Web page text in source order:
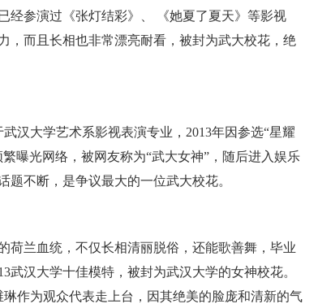
经参演过《张灯结彩》、 《她夏了夏天》等影视
，而且长相也非常漂亮耐看，被封为武大校花，绝
汉大学艺术系影视表演专业，2013年因参选“星耀
曝光网络，被网友称为“武大女神”，随后进入娱乐
题不断，是争议最大的一位武大校花。
荷兰血统，不仅长相清丽脱俗，还能歌善舞，毕业
武汉大学十佳模特，被封为武汉大学的女神校花。
作为观众代表走上台，因其绝美的脸庞和清新的气